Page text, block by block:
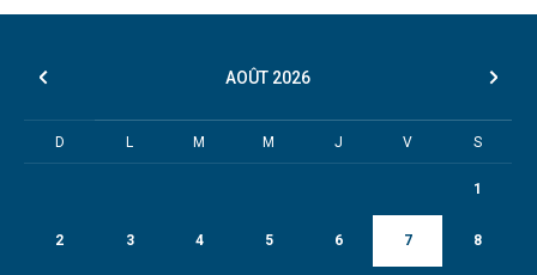
AOÛT 2026
D L M M J V S
1
2 3 4 5 6 7 8